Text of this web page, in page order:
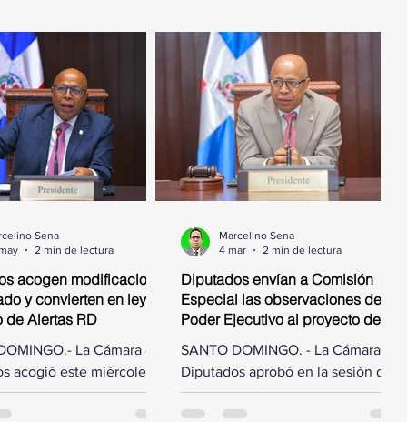
acogen modificaciones
y convierten en ley
de Alertas RD
La Cámara de
acogió este miércoles
hechas por el
la República al proyecto
Sena
2 min de lectura
Diputados envían a Comisión
Especial las observaciones del
Poder Ejecutivo al proyecto de ley
por obras ejecutadas
SANTO DOMINGO. - La Cámara de
Diputados aprobó en la sesión de
este miércoles designar una
comisión especial para estudiar las
Marcelino Sena
4 mar
2 min de lectura